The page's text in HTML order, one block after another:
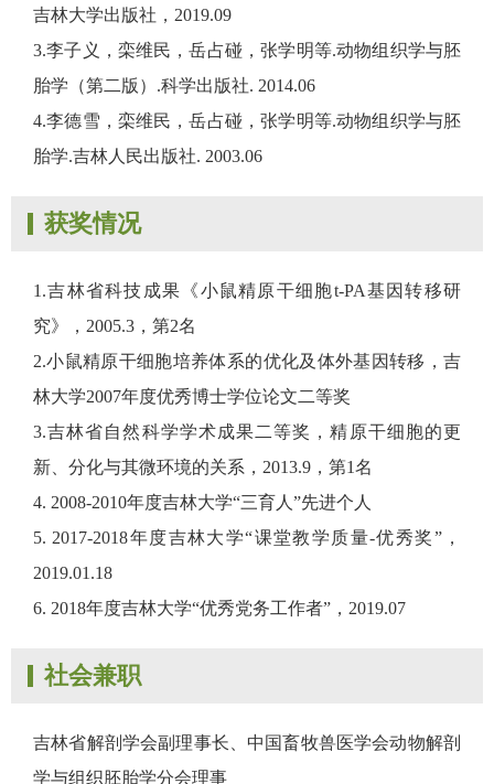
吉林大学出版社，2019.09
3.李子义，栾维民，岳占碰，张学明等.动物组织学与胚
胎学（第二版）.科学出版社. 2014.06
4.李德雪，栾维民，岳占碰，张学明等.动物组织学与胚
胎学.吉林人民出版社. 2003.06
获奖情况
1.吉林省科技成果《小鼠精原干细胞t-PA基因转移研
究》，2005.3，第2名
2.小鼠精原干细胞培养体系的优化及体外基因转移，吉
林大学2007年度优秀博士学位论文二等奖
3.吉林省自然科学学术成果二等奖，精原干细胞的更
新、分化与其微环境的关系，2013.9，第1名
4. 2008-2010年度吉林大学“三育人”先进个人
5. 2017-2018年度吉林大学“课堂教学质量-优秀奖”，
2019.01.18
6. 2018年度吉林大学“优秀党务工作者”，2019.07
社会兼职
吉林省解剖学会副理事长、中国畜牧兽医学会动物解剖
学与组织胚胎学分会理事